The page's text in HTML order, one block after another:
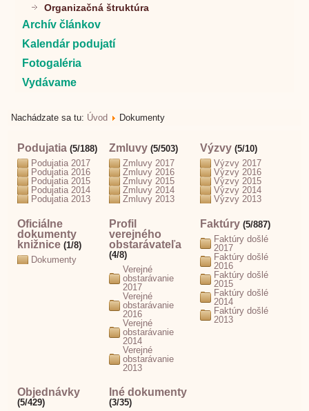
Organizačná štruktúra
Archív článkov
Kalendár podujatí
Fotogaléria
Vydávame
Nachádzate sa tu: Úvod Dokumenty
Podujatia (5/188)
Podujatia 2017
Podujatia 2016
Podujatia 2015
Podujatia 2014
Podujatia 2013
Zmluvy (5/503)
Zmluvy 2017
Zmluvy 2016
Zmluvy 2015
Zmluvy 2014
Zmluvy 2013
Výzvy (5/10)
Výzvy 2017
Výzvy 2016
Výzvy 2015
Výzvy 2014
Výzvy 2013
Oficiálne
dokumenty
knižnice (1/8)
Dokumenty
Profil
verejného
obstarávateľa
(4/8)
Verejné
obstarávanie
2017
Verejné
obstarávanie
2016
Verejné
obstarávanie
2014
Verejné
obstarávanie
2013
Faktúry (5/887)
Faktúry došlé
2017
Faktúry došlé
2016
Faktúry došlé
2015
Faktúry došlé
2014
Faktúry došlé
2013
Objednávky
(5/429)
Iné dokumenty
(3/35)